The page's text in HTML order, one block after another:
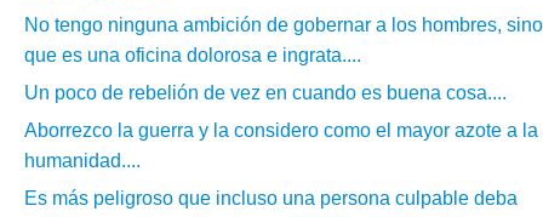
No tengo ninguna ambición de gobernar a los hombres, sino
que es una oficina dolorosa e ingrata....
Un poco de rebelión de vez en cuando es buena cosa....
Aborrezco la guerra y la considero como el mayor azote a la
humanidad....
Es más peligroso que incluso una persona culpable deba